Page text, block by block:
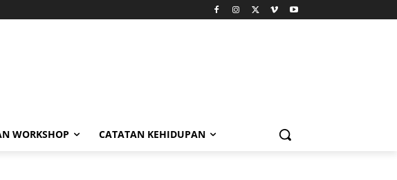
WORKSHOP CATATAN KEHIDUPAN